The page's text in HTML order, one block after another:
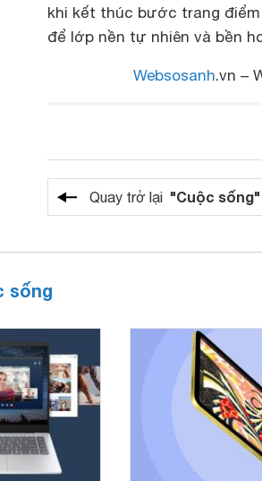
khi kết thúc bước trang
để lớp nền tự nhiên và bền
Websosanh.vn –
Quay trở lại "Cuộc sống"
sống